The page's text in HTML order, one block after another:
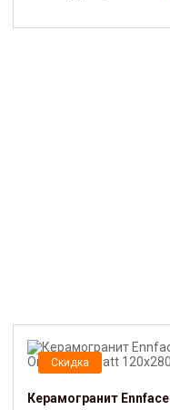
Скидка
Керамогранит Ennface